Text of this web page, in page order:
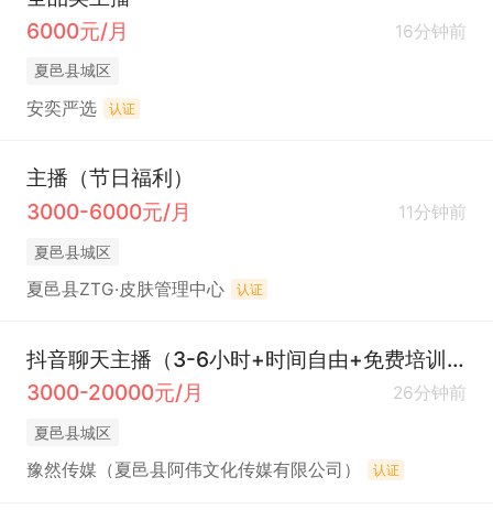
6000元/月
16分钟前
夏邑县城区
安奕严选 认证
主播（节日福利）
3000-6000元/月
11分钟前
夏邑县城区
夏邑县ZTG·皮肤管理中心 认证
抖音聊天主播（3-6小时+时间自由+免费培训）
3000-20000元/月
26分钟前
夏邑县城区
豫然传媒（夏邑县阿伟文化传媒有限公司） 认证